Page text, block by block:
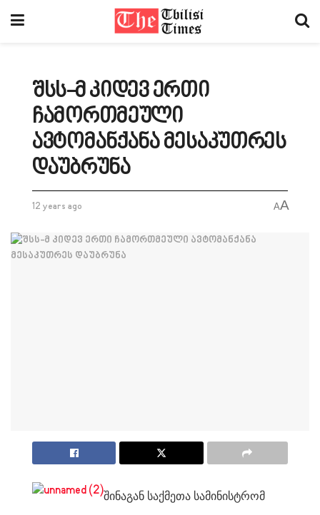
შსს-მ კიდევ ერთი
ჩამორთმეული
ავტომანქანა მესაკუთრეს
დაუბრუნა
12 years ago AA
შინაგან საქმეთა სამინისტრომ